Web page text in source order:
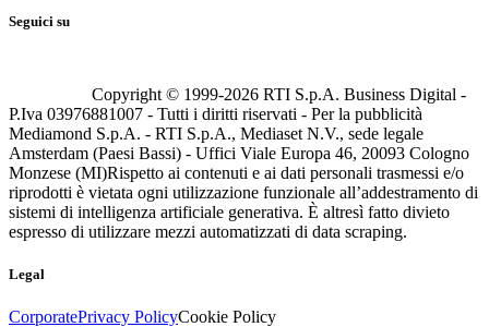
Seguici su
Copyright © 1999-2026 RTI S.p.A. Business Digital -
P.Iva 03976881007 - Tutti i diritti riservati - Per la pubblicità
Mediamond S.p.A. - RTI S.p.A., Mediaset N.V., sede legale
Amsterdam (Paesi Bassi) - Uffici Viale Europa 46, 20093 Cologno
Monzese (MI)Rispetto ai contenuti e ai dati personali trasmessi e/o
riprodotti è vietata ogni utilizzazione funzionale all’addestramento di
sistemi di intelligenza artificiale generativa. È altresì fatto divieto
espresso di utilizzare mezzi automatizzati di data scraping.
Legal
CorporatePrivacy PolicyCookie Policy